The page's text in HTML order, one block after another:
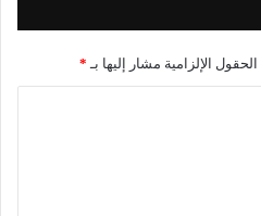
الحقول الإلزامية مشار إليها بـ *